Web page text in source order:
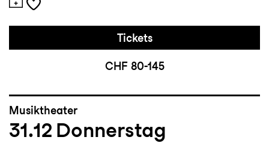
Tickets
CHF 80-145
Musiktheater
31.12 Donnerstag